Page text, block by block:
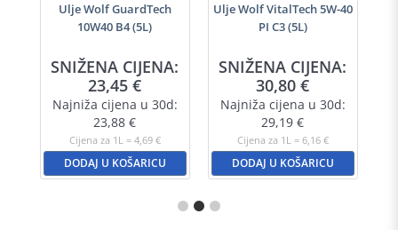
Ulje Wolf GuardTech
10W40 B4 (5L)
SNIŽENA CIJENA:
23,45€
Najniža cijena u 30d:
23,88€
Cijena za 1L = 4,69 €
DODAJ U KOŠARICU
Ulje Wolf VitalTech 5W-40
PI C3 (5L)
SNIŽENA CIJENA:
30,80€
Najniža cijena u 30d:
29,19€
Cijena za 1L = 6,16 €
DODAJ U KOŠARICU